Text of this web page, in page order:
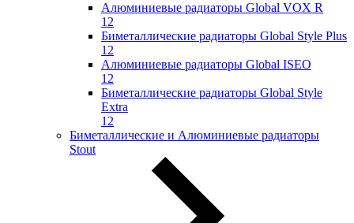
Алюминиевые радиаторы Global VOX R
12
Биметаллические радиаторы Global Style Plus
12
Алюминиевые радиаторы Global ISEO
12
Биметаллические радиаторы Global Style
Extra
12
Биметаллические и Алюминиевые радиаторы
Stout